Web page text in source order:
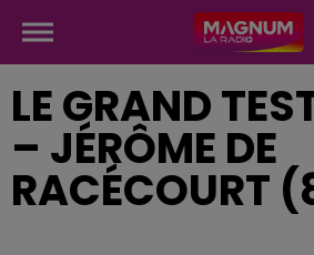
LE GRAND
– JÉRÔME DE
RACÉCOURT